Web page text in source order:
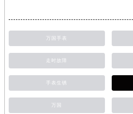
万国手表
走时故障
手表生锈
万国